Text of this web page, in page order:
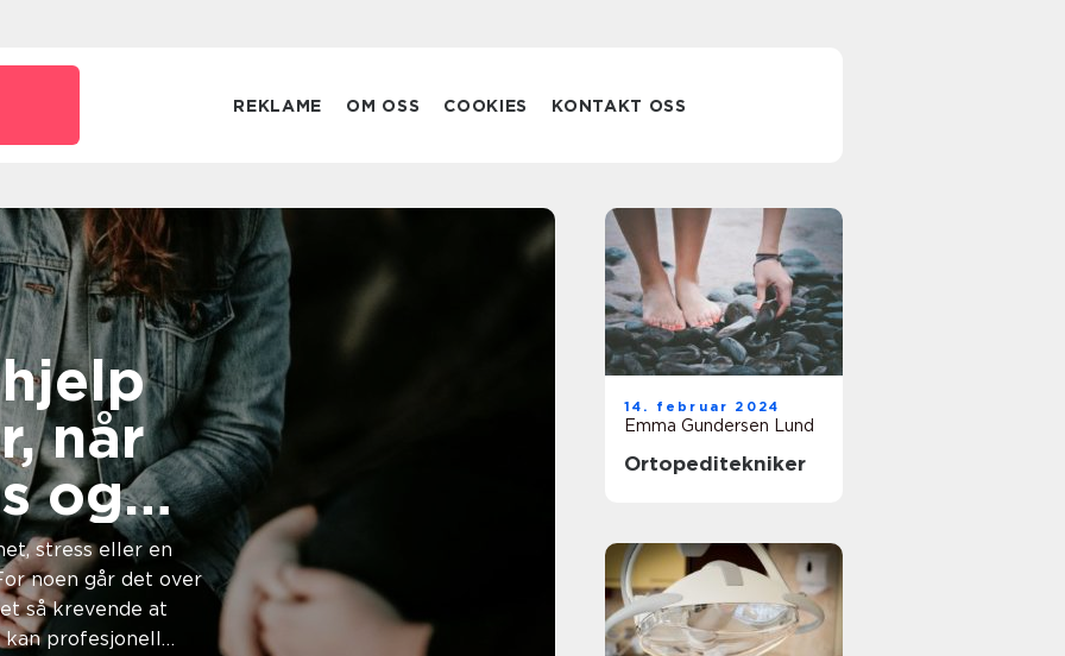
REKLAME OM OSS COOKIES KONTAKT OSS
når
og
kan
stress eller en
noen går det over
så krevende at
kan profesjonell
r utdannelse slik
bygger du en
trygg vei til
fagbrev
Å jobbe som helsefagarbeider handler om
kontakt med mennesker, ansvar i hverdagen
en tydelig faglig rolle i helse- og
omsorgstjenestene. Mange ønsker å ta
14. februar 2024
Emma Gundersen Lund
Ortopeditekniker